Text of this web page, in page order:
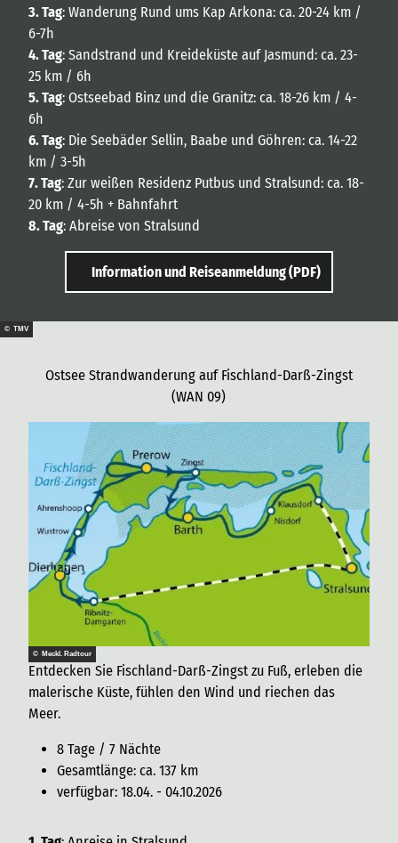
3. Tag: Wanderung Rund ums Kap Arkona: ca. 20-24 km /
6-7h
4. Tag: Sandstrand und Kreideküste auf Jasmund: ca. 23-
25 km / 6h
5. Tag: Ostseebad Binz und die Granitz: ca. 18-26 km / 4-
6h
6. Tag: Die Seebäder Sellin, Baabe und Göhren: ca. 14-22
km / 3-5h
7. Tag: Zur weißen Residenz Putbus und Stralsund: ca. 18-
20 km / 4-5h + Bahnfahrt
8. Tag: Abreise von Stralsund
Information und Reiseanmeldung (PDF)
© TMV
Ostsee Strandwanderung auf Fischland-Darß-Zingst
(WAN 09)
© Meckl. Radtour
Entdecken Sie Fischland-Darß-Zingst zu Fuß, erleben die
malerische Küste, fühlen den Wind und riechen das
Meer.
8 Tage / 7 Nächte
Gesamtlänge: ca. 137 km
verfügbar: 18.04. - 04.10.2026